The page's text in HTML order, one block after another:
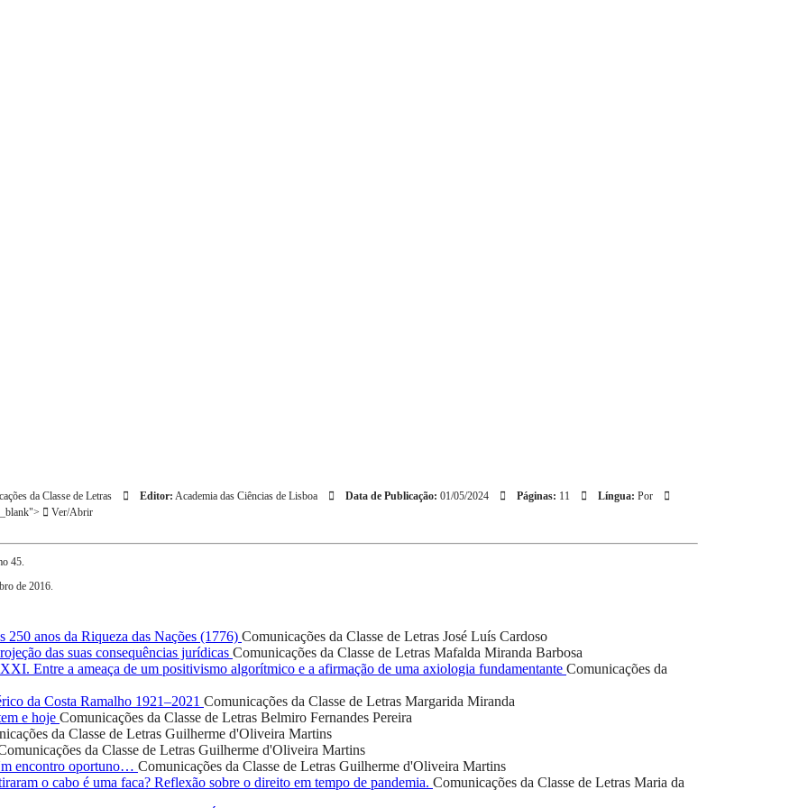
da Classe de Letras Editor: Academia das Ciências de Lisboa Data de Publicação: 01/05/2024 Páginas: 11 Língua: Por
Ver/Abrir
45.
de 2016.
anos da Riqueza das Nações (1776) Comunicações da Classe de Letras José Luís Cardoso
das suas consequências jurídicas Comunicações da Classe de Letras Mafalda Miranda Barbosa
Entre a ameaça de um positivismo algorítmico e a afirmação de uma axiologia fundamentante Comunicações da
da Costa Ramalho 1921–2021 Comunicações da Classe de Letras Margarida Miranda
e hoje Comunicações da Classe de Letras Belmiro Fernandes Pereira
da Classe de Letras Guilherme d'Oliveira Martins
da Classe de Letras Guilherme d'Oliveira Martins
encontro oportuno… Comunicações da Classe de Letras Guilherme d'Oliveira Martins
o cabo é uma faca? Reflexão sobre o direito em tempo de pandemia. Comunicações da Classe de Letras Maria da